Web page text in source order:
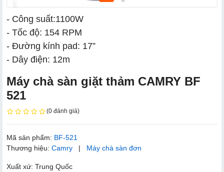
- Công suất:1100W
- Tốc độ: 154 RPM
- Đường kính pad: 17”
- Dây điện: 12m
Máy chà sàn giặt thảm CAMRY BF
521
(0 đánh giá)
Mã sản phẩm: BF-521
Thương hiệu: Camry | Máy chà sàn đơn
Xuất xứ: Trung Quốc